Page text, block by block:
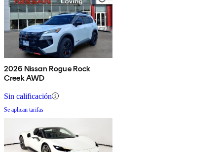
2026 Nissan Rogue Rock
Creek AWD
Sin calificación
Se aplican tarifas